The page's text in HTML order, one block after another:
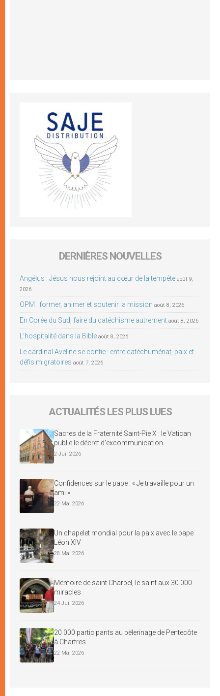
DERNIÈRES NOUVELLES
Angélus : Jésus nous rejoint au cœur de la tempête août 9,
2026
OPM : former, animer et soutenir la mission août 8, 2026
En Corée du Sud, faire du catéchisme autrement août 8, 2026
L’hospitalité dans la Bible août 8, 2026
Le cardinal Aveline se confie : entre catéchuménat, paix et
défis migratoires août 7, 2026
ACTUALITÉS LES PLUS LUES
Sacres de la Fraternité Saint-Pie X : le Vatican
publie le décret d’excommunication
2 Juil 2026
Confidences sur le pape : « Je travaille pour un
ami »
22 Mai 2026
Un chapelet mondial pour la paix avec le pape
Léon XIV
28 Mai 2026
Mémoire de saint Charbel, le saint aux 30 000
miracles
24 Juil 2026
20 000 participants au pèlerinage de Pentecôte
à Chartres
22 Mai 2026